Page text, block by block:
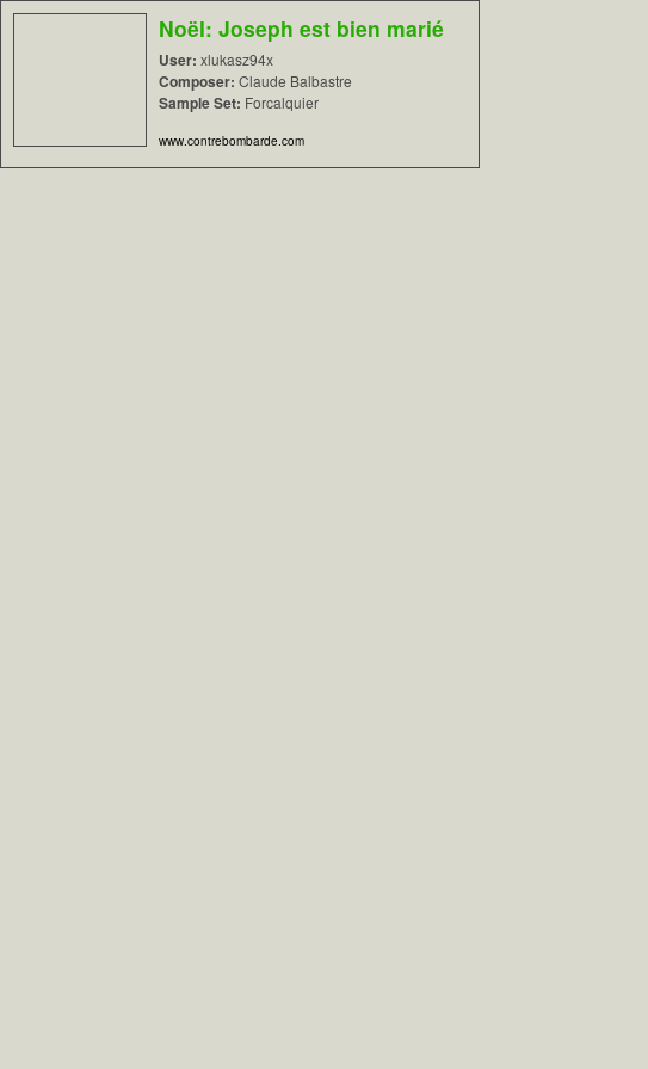
Noël: Joseph est bien marié
User: xlukasz94x
Composer: Claude Balbastre
Sample Set: Forcalquier
www.contrebombarde.com